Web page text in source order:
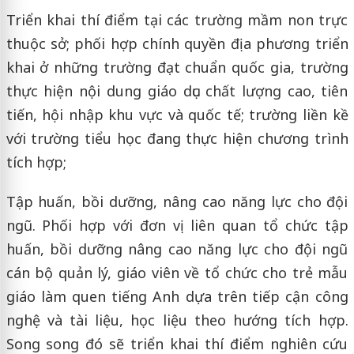
Triển khai thí điểm tại các trường mầm non trực
thuộc sở; phối hợp chính quyền địa phương triển
khai ở những trường đạt chuẩn quốc gia, trường
thực hiện nội dung giáo dục chất lượng cao, tiên
tiến, hội nhập khu vực và quốc tế; trường liền kề
với trường tiểu học đang thực hiện chương trình
tích hợp;
Tập huấn, bồi dưỡng, nâng cao năng lực cho đội
ngũ. Phối hợp với đơn vị liên quan tổ chức tập
huấn, bồi dưỡng nâng cao năng lực cho đội ngũ
cán bộ quản lý, giáo viên về tổ chức cho trẻ mẫu
giáo làm quen tiếng Anh dựa trên tiếp cận công
nghệ và tài liệu, học liệu theo hướng tích hợp.
Song song đó sẽ triển khai thí điểm nghiên cứu